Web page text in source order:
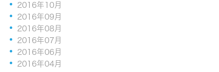
2016年10月
2016年09月
2016年08月
2016年07月
2016年06月
2016年04月